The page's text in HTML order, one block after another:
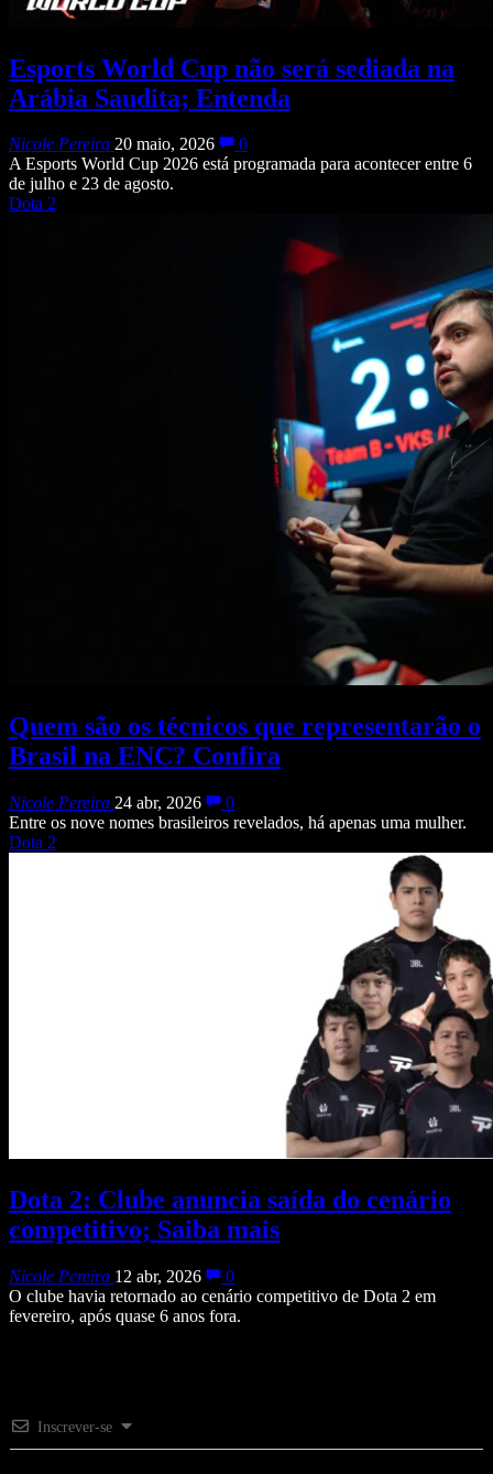
Esports World Cup não será sediada na
Arábia Saudita; Entenda
Nicole Pereira 20 maio, 2026
0
A Esports World Cup 2026 está programada para acontecer entre 6
de julho e 23 de agosto.
Dota 2
Quem são os técnicos que representarão o
Brasil na ENC? Confira
Nicole Pereira 24 abr, 2026
0
Entre os nove nomes brasileiros revelados, há apenas uma mulher.
Dota 2
Dota 2: Clube anuncia saída do cenário
competitivo; Saiba mais
Nicole Pereira 12 abr, 2026
0
O clube havia retornado ao cenário competitivo de Dota 2 em
fevereiro, após quase 6 anos fora.
Inscrever-se